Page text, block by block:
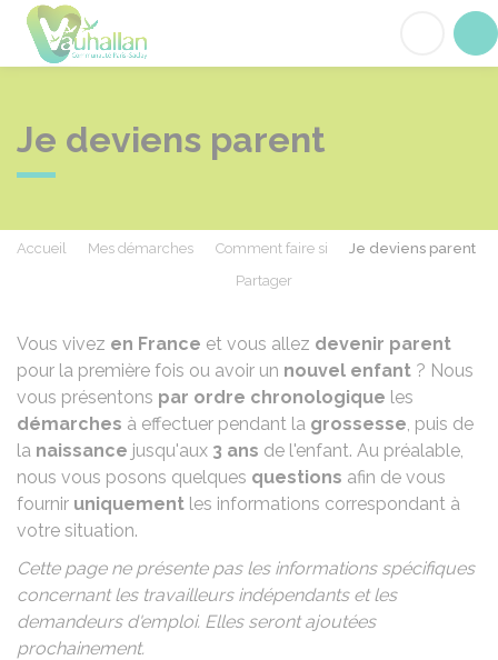
Je deviens parent
Accueil Mes démarches Comment faire si
Je deviens parent
Partager
Vous vivez en France et vous allez devenir parent
pour la première fois ou avoir un nouvel enfant ? Nous
vous présentons par ordre chronologique les
démarches à effectuer pendant la grossesse, puis de
la naissance jusqu'aux 3 ans de l'enfant. Au préalable,
nous vous posons quelques questions afin de vous
fournir uniquement les informations correspondant à
votre situation.
Cette page ne présente pas les informations spécifiques
concernant les travailleurs indépendants et les
demandeurs d'emploi. Elles seront ajoutées
prochainement.